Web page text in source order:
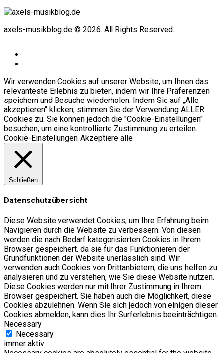
axels-musikblog.de © 2026. All Rights Reserved.
Wir verwenden Cookies auf unserer Website, um Ihnen das
relevanteste Erlebnis zu bieten, indem wir Ihre Präferenzen
speichern und Besuche wiederholen. Indem Sie auf „Alle
akzeptieren“ klicken, stimmen Sie der Verwendung ALLER
Cookies zu. Sie können jedoch die "Cookie-Einstellungen"
besuchen, um eine kontrollierte Zustimmung zu erteilen.
Cookie-Einstellungen Akzeptiere alle
Schließen
Datenschutzübersicht
Diese Website verwendet Cookies, um Ihre Erfahrung beim
Navigieren durch die Website zu verbessern. Von diesen
werden die nach Bedarf kategorisierten Cookies in Ihrem
Browser gespeichert, da sie für das Funktionieren der
Grundfunktionen der Website unerlässlich sind. Wir
verwenden auch Cookies von Drittanbietern, die uns helfen zu
analysieren und zu verstehen, wie Sie diese Website nutzen.
Diese Cookies werden nur mit Ihrer Zustimmung in Ihrem
Browser gespeichert. Sie haben auch die Möglichkeit, diese
Cookies abzulehnen. Wenn Sie sich jedoch von einigen dieser
Cookies abmelden, kann dies Ihr Surferlebnis beeinträchtigen.
Necessary
Necessary
immer aktiv